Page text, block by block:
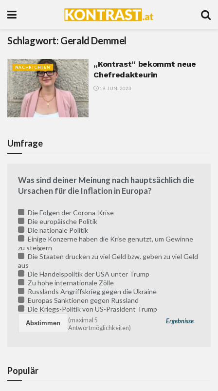
Schlagwort: Gerald Demmel
NACHRICHTEN
„Kontrast“ bekommt neue
Chefredakteurin
19. JUNI 2023
Umfrage
Was sind deiner Meinung nach hauptsächlich die
Ursachen für die Inflation in Europa?
Die Folgen der Corona-Krise
Die europäische Politik
Die nationale Politik
Einige Konzerne haben die Krise genutzt, um Gewinne
zu steigern
Die Staaten drucken zu viel Geld bzw. geben zu viel Geld
aus
Die Handelspolitik der USA unter Trump
Zu hohe internationale Zölle
Russlands Angriffskrieg gegen die Ukraine
Europas Sanktionen gegen Russland
Die Kriegs-Politik von US-Präsident Trump
Ergebnisse
(maximal 5
Antwortmöglichkeiten)
Populär